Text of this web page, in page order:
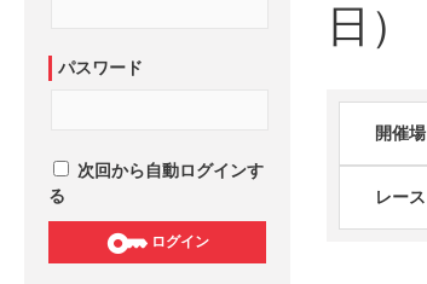
パスワード
次回から自動ログインす
る
ログイン
日）
開催場
レース